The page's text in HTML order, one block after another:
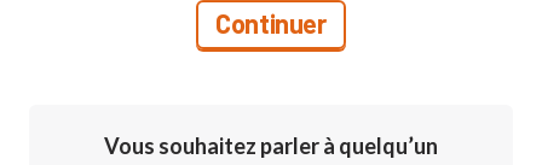
Vous souhaitez parler à quelqu’un